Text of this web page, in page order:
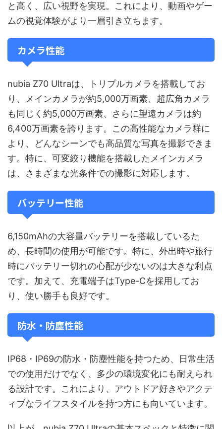
と高く、広い視野を実現。これにより、動画やゲー
ムの視覚体験がより一層引き立ちます。
カメラ性能
nubia Z70 Ultraは、トリプルカメラを搭載してお
り、メインカメラが約5,000万画素、超広角カメラ
も同じく約5,000万画素、さらに望遠カメラは約
6,400万画素を誇ります。この高性能なカメラ群に
より、どんなシーンでも高品質な写真を撮影できま
す。特に、可変絞り機能を搭載したメインカメラ
は、さまざまな光条件での撮影に対応します。
バッテリー性能
6,150mAhの大容量バッテリーを搭載しているた
め、長時間の使用が可能です。特に、外出時や旅行
時にバッテリー切れの心配が少ないのは大きな利点
です。加えて、充電端子はType-Cを採用してお
り、使い勝手も良好です。
防水・防塵性能
IP68・IP69の防水・防塵性能を持つため、日常生活
での使用だけでなく、多少の環境変化にも耐えられ
る設計です。これにより、アウトドア好きやアクテ
ィブなライフスタイルを持つ方にも向いています。